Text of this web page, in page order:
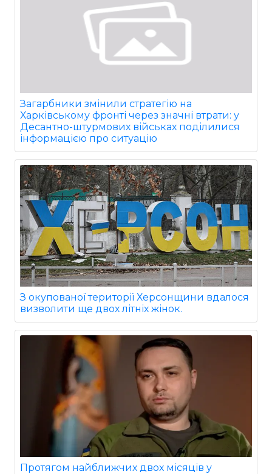
Загарбники змінили стратегію на
Харківському фронті через значні втрати: у
Десантно-штурмових військах поділилися
інформацією про ситуацію
З окупованої території Херсонщини вдалося
визволити ще двох літніх жінок.
Протягом найближчих двох місяців у